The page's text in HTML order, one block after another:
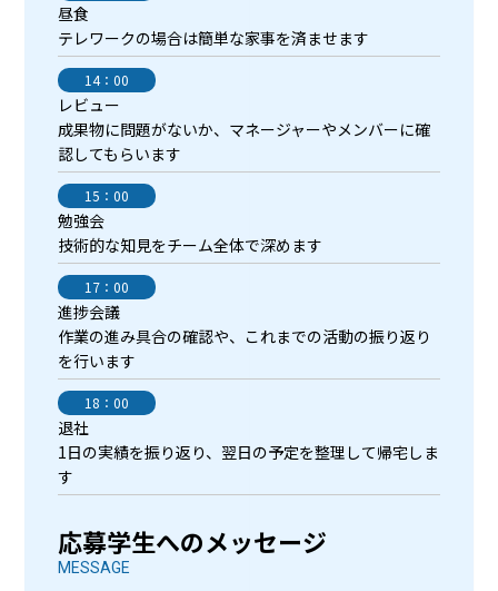
昼食
テレワークの場合は簡単な家事を済ませます
14：00
レビュー
成果物に問題がないか、マネージャーやメンバーに確
認してもらいます
15：00
勉強会
技術的な知見をチーム全体で深めます
17：00
進捗会議
作業の進み具合の確認や、これまでの活動の振り返り
を行います
18：00
退社
1日の実績を振り返り、翌日の予定を整理して帰宅しま
す
応募学生へのメッセージ
MESSAGE